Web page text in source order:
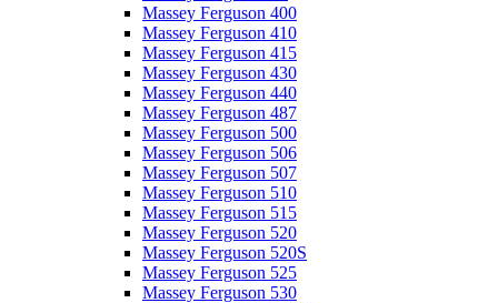
Massey Ferguson 400
Massey Ferguson 410
Massey Ferguson 415
Massey Ferguson 430
Massey Ferguson 440
Massey Ferguson 487
Massey Ferguson 500
Massey Ferguson 506
Massey Ferguson 507
Massey Ferguson 510
Massey Ferguson 515
Massey Ferguson 520
Massey Ferguson 520S
Massey Ferguson 525
Massey Ferguson 530